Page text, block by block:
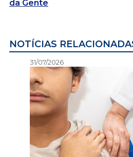
da Gente
NOTÍCIAS
31/07/2026